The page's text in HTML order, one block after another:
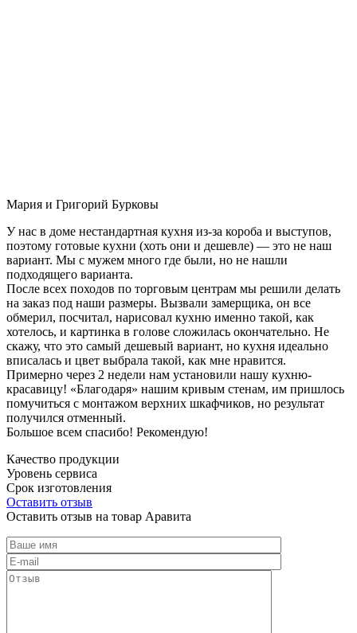
Мария и Григорий Бурковы
У нас в доме нестандартная кухня из-за короба и выступов,
поэтому готовые кухни (хоть они и дешевле) — это не наш
вариант. Мы с мужем много где были, но не нашли
подходящего варианта.
После всех походов по торговым центрам мы решили делать
на заказ под наши размеры. Вызвали замерщика, он все
обмерил, посчитал, нарисовал кухню именно такой, как
хотелось, и картинка в голове сложилась окончательно. Не
скажу, что это самый дешевый вариант, но кухня идеально
вписалась и цвет выбрала такой, как мне нравится.
Примерно через 2 недели нам установили нашу кухню-
красавицу! «Благодаря» нашим кривым стенам, им пришлось
помучиться с монтажом верхних шкафчиков, но результат
получился отменный.
Большое всем спасибо! Рекомендую!
Качество продукции
Уровень сервиса
Срок изготовления
Оставить отзыв
Оставить отзыв на товар Аравита